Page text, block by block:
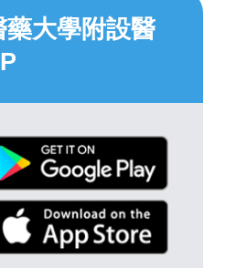
藥大學附設醫